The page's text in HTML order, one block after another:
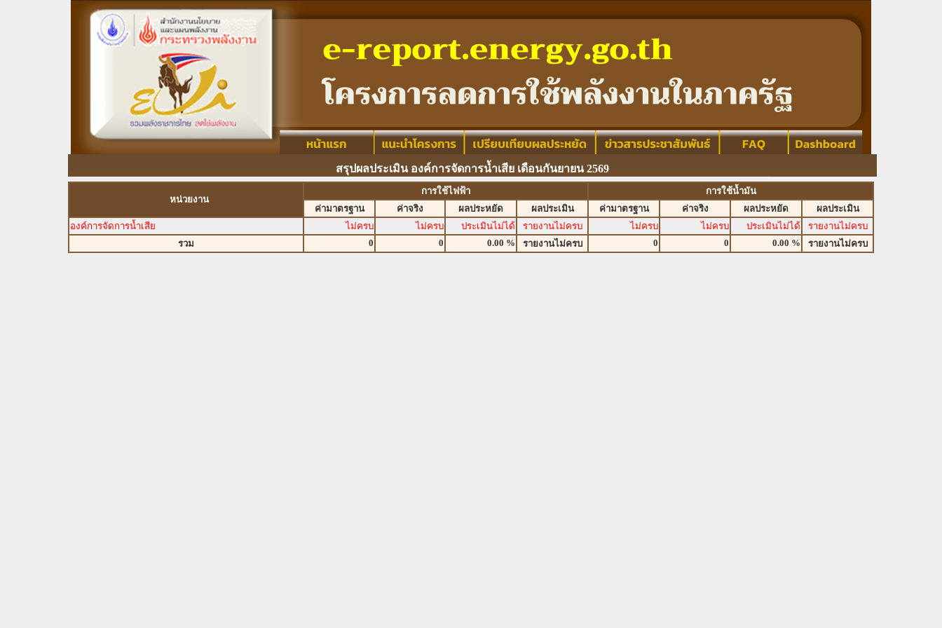
สรุปผลประเมิน องค์การจัดการน้ำเสีย เดือนกันยายน 2569
หน่วยงาน
การใช้ไฟฟ้า
การใช้น้ำมัน
ค่ามาตรฐาน
ค่าจริง ผลประหยัด ผลประเมิน ค่ามาตรฐาน ค่าจริง ผลประหยัด
ผลประเมิน
องค์การจัดการน้ำเสีย
ไม่ครบ ไม่ครบ ประเมินไม่ได้ รายงานไม่ครบ ไม่ครบ ไม่ครบ ประเมินไม่ได้
รายงานไม่ครบ
รวม
0 0 0.00 % รายงานไม่ครบ 0 0 0.00 % รายงานไม่ครบ